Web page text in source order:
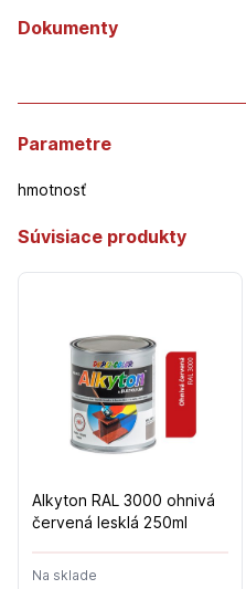
Dokumenty
Parametre
hmotnosť
Súvisiace produkty
Alkyton RAL 3000 ohnivá
červená lesklá 250ml
Na sklade